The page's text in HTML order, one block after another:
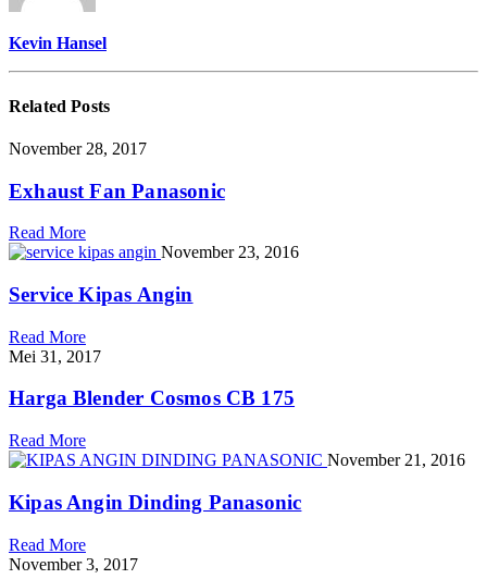
Kevin Hansel
RelatedPosts
November 28, 2017
Exhaust Fan Panasonic
Read More
November 23, 2016
Service Kipas Angin
Read More
Mei 31, 2017
Harga Blender Cosmos CB 175
Read More
November 21, 2016
Kipas Angin Dinding Panasonic
Read More
November 3, 2017